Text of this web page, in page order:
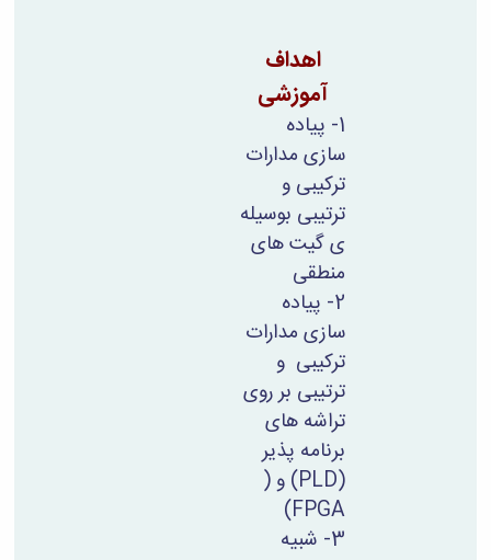
اهداف
آموزشی
1- پیاده
سازی مدارات
ترکیبی و
ترتیبی بوسیله
ی گیت های
منطقی
2- پیاده
سازی مدارات
ترکیبی و
ترتیبی بر روی
تراشه های
برنامه پذیر
(PLD) و (
FPGA
)
3- شبیه